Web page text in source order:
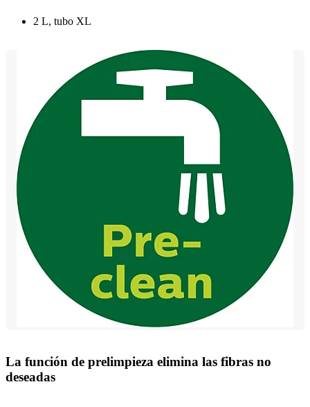
2 L, tubo XL
La función de prelimpieza elimina las fibras no
deseadas